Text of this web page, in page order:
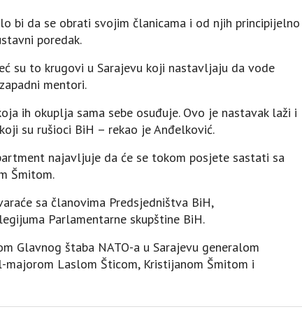
bi da se obrati svojim članicama i od njih principijelno
poredak.
su to krugovi u Sarajevu koji nastavljaju da vode
mentori.
ih okuplja sama sebe osuđuje. Ovo je nastavak laži i
su rušioci BiH – rekao je Anđelković.
najavljuje da će se tokom posjete sastati sa
Šmitom.
sa članovima Predsjedništva BiH,
Parlamentarne skupštine BiH.
Glavnog štaba NATO-a u Sarajevu generalom
Laslom Šticom, Kristijanom Šmitom i